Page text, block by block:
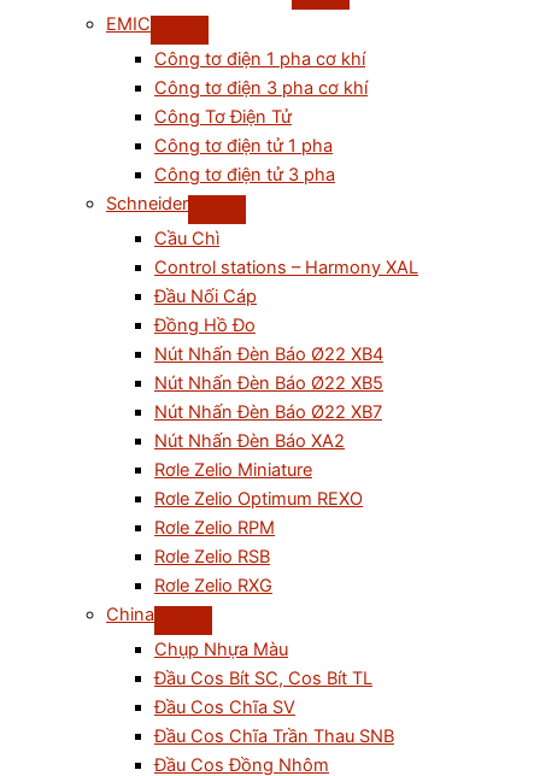
EMIC
Công tơ điện 1 pha cơ khí
Công tơ điện 3 pha cơ khí
Công Tơ Điện Tử
Công tơ điện tử 1 pha
Công tơ điện tử 3 pha
Schneider
Cầu Chì
Control stations – Harmony XAL
Đầu Nối Cáp
Đồng Hồ Đo
Nút Nhấn Đèn Báo Ø22 XB4
Nút Nhấn Đèn Báo Ø22 XB5
Nút Nhấn Đèn Báo Ø22 XB7
Nút Nhấn Đèn Báo XA2
Rơle Zelio Miniature
Rơle Zelio Optimum REXO
Rơle Zelio RPM
Rơle Zelio RSB
Rơle Zelio RXG
China
Chụp Nhựa Màu
Đầu Cos Bít SC, Cos Bít TL
Đầu Cos Chĩa SV
Đầu Cos Chĩa Trần Thau SNB
Đầu Cos Đồng Nhôm